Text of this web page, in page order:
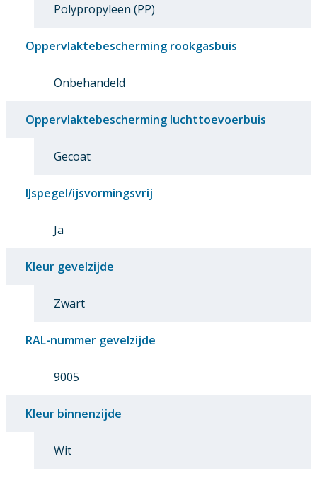
Polypropyleen (PP)
Oppervlaktebescherming rookgasbuis
Onbehandeld
Oppervlaktebescherming luchttoevoerbuis
Gecoat
IJspegel/ijsvormingsvrij
Ja
Kleur gevelzijde
Zwart
RAL-nummer gevelzijde
9005
Kleur binnenzijde
Wit